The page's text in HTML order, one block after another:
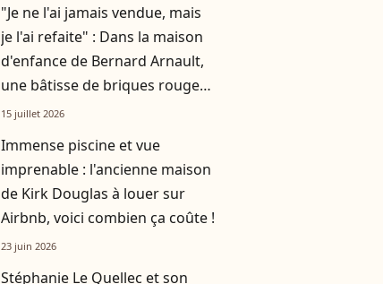
"Je ne l'ai jamais vendue, mais
je l'ai refaite" : Dans la maison
d'enfance de Bernard Arnault,
une bâtisse de briques rouges
à Roubaix
15 juillet 2026
Immense piscine et vue
imprenable : l'ancienne maison
de Kirk Douglas à louer sur
Airbnb, voici combien ça coûte !
23 juin 2026
Stéphanie Le Quellec et son